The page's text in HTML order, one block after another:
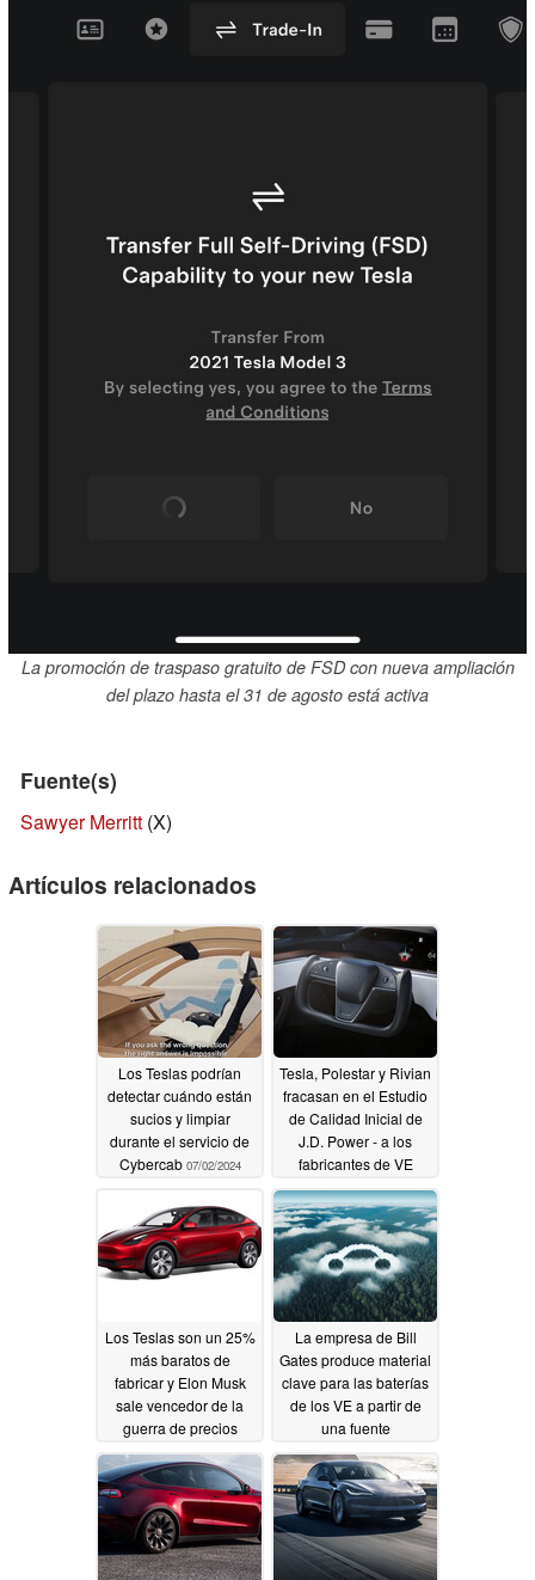
La promoción de traspaso gratuito de FSD con nueva ampliación
del plazo hasta el 31 de agosto está activa
Fuente(s)
Sawyer Merritt (X)
Artículos relacionados
Los Teslas podrían
detectar cuándo están
sucios y limpiar
durante el servicio de
Cybercab 07/02/2024
Tesla, Polestar y Rivian
fracasan en el Estudio
de Calidad Inicial de
J.D. Power - a los
fabricantes de VE
heredados no les va
mucho mejor06/28/2024
Los Teslas son un 25%
más baratos de
fabricar y Elon Musk
sale vencedor de la
guerra de precios
incluso sin créditos
fiscales 06/27/2024
La empresa de Bill
Gates produce material
clave para las baterías
de los VE a partir de
una fuente
sorprendente: el
metano06/25/2024